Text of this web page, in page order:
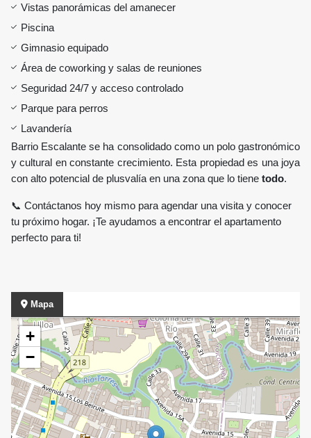
Vistas panorámicas del amanecer
Piscina
Gimnasio equipado
Área de coworking y salas de reuniones
Seguridad 24/7 y acceso controlado
Parque para perros
Lavandería
Barrio Escalante se ha consolidado como un polo gastronómico
y cultural en constante crecimiento. Esta propiedad es una joya
con alto potencial de plusvalía en una zona que lo tiene todo.
📞 Contáctanos hoy mismo para agendar una visita y conocer
tu próximo hogar. ¡Te ayudamos a encontrar el apartamento
perfecto para ti!
Mapa
+
−